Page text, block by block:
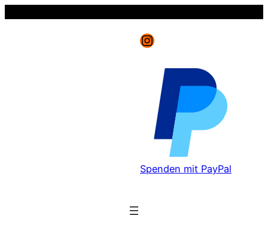
Instagram
Spenden mit PayPal